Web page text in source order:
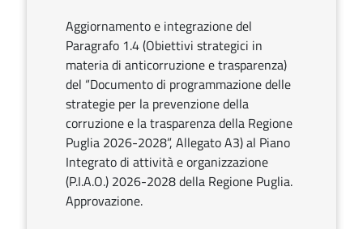
Aggiornamento e integrazione del
Paragrafo 1.4 (Obiettivi strategici in
materia di anticorruzione e trasparenza)
del “Documento di programmazione delle
strategie per la prevenzione della
corruzione e la trasparenza della Regione
Puglia 2026-2028”, Allegato A3) al Piano
Integrato di attività e organizzazione
(P.I.A.O.) 2026-2028 della Regione Puglia.
Approvazione.